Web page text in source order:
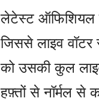
लेटेस्ट ऑफिशियल
जिससे लाइव वॉटर
को उसकी कुल
हफ़्तों से नॉर्मल से